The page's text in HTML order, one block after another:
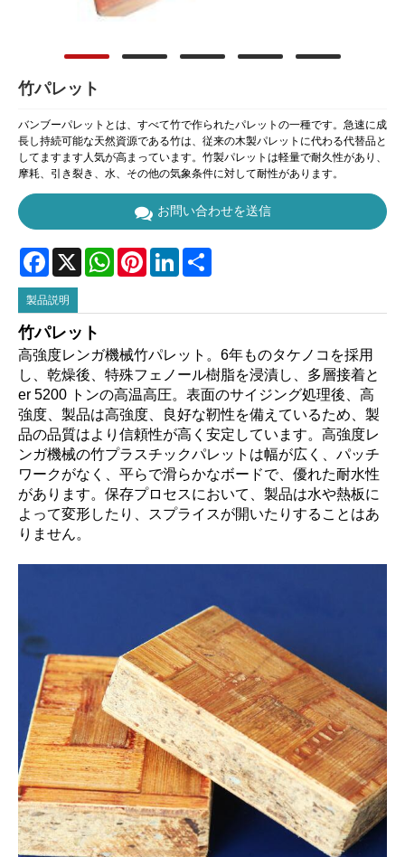
竹パレット
バンブーパレットとは、すべて竹で作られたパレットの一種です。急速に成
長し持続可能な天然資源である竹は、従来の木製パレットに代わる代替品と
してますます人気が高まっています。竹製パレットは軽量で耐久性があり、
摩耗、引き裂き、水、その他の気象条件に対して耐性があります。
お問い合わせを送信
Facebook
X WhatsAppPinterestLinkedIn
製品説明
竹パレット
高強度レンガ機械竹パレット。6年ものタケノコを採用
し、乾燥後、特殊フェノール樹脂を浸漬し、 多層接着と
er 5200 トンの高温高圧。表面のサイジング処理後、高
強度、製品は高強度、良好な靭性を備えているため、製
品の品質はより信頼性が高く安定しています。高強度レ
ンガ機械の竹プラスチックパレットは幅が広く、パッチ
ワークがなく、平らで滑らかなボードで、優れた耐水性
があります。保存プロセスにおいて、製品は水や熱板に
よって変形したり、スプライスが開いたりすることはあ
りません。